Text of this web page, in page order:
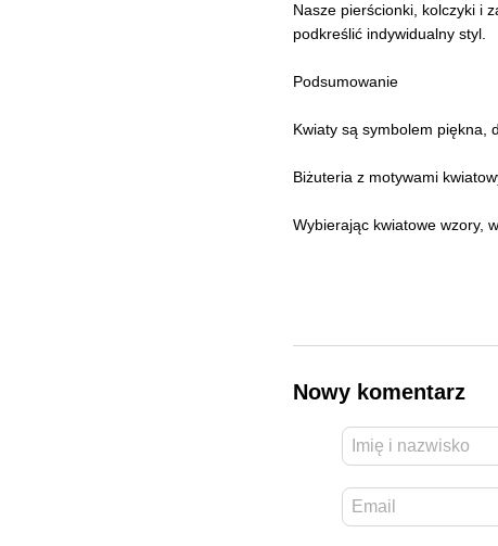
Nasze pierścionki, kolczyki i
podkreślić indywidualny styl.
Podsumowanie
Kwiaty są symbolem piękna,
Biżuteria z motywami
Wybierając kwiatowe wzory,
Nowy komentarz